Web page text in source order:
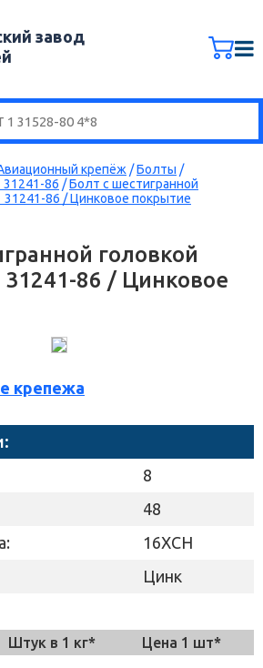
завод
крепёж /Болты /
86 /Болт с шестигранной
86 / Цинковое покрытие
головкой
86 / Цинковое
крепежа
8
48
16ХСН
Цинк
Штук в 1 кг* Цена 1 шт*